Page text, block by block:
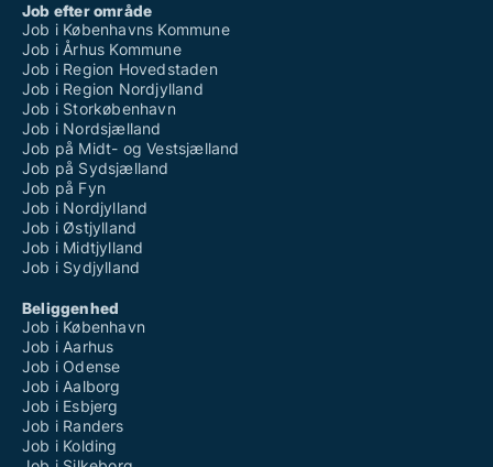
Job efter område
Job i Københavns Kommune
Job i Århus Kommune
Job i Region Hovedstaden
Job i Region Nordjylland
Job i Storkøbenhavn
Job i Nordsjælland
Job på Midt- og Vestsjælland
Job på Sydsjælland
Job på Fyn
Job i Nordjylland
Job i Østjylland
Job i Midtjylland
Job i Sydjylland
Beliggenhed
Job i København
Job i Aarhus
Job i Odense
Job i Aalborg
Job i Esbjerg
Job i Randers
Job i Kolding